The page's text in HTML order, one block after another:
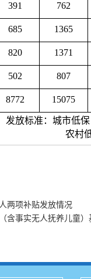
391 762
685 1365
820 1371
502 807
8772 15075
发放标准：城市低
农村
两项补贴发放情况
含事实无人抚养儿童